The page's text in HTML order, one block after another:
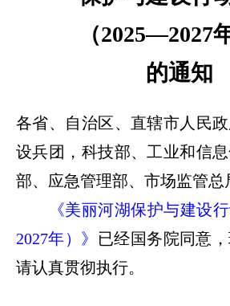
（2025—2027
的通知
各省、自治区、直辖市人民
设兵团，科技部、工业和信
部、应急管理部、市场监管总
《美丽河湖保护与建设
2027年）》 已经国务院同意
请认真贯彻执行。